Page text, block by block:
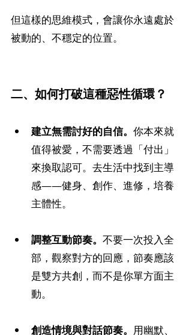
但這樣的思維模式，會讓你永遠處於
被動的、不穩定的位置。
二、如何打破這種惡性循環？
建立無需討好的自信。 你本來就
值得被愛，不需要透過「付出」
來換取認可。去生活中找到主導
感——健身、創作、進修，培養
主體性。
調整互動節奏。 不要一次投入全
部，觀察對方的回應，節奏應該
是雙方共創，而不是你單方面主
動。
創造情境與對話節奏。 用幽默、